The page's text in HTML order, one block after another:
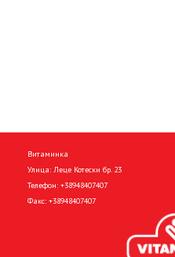
Витаминка
Улица: Леце Котески бр. 23
Телефон: +38948407407
Факс: +38948407407